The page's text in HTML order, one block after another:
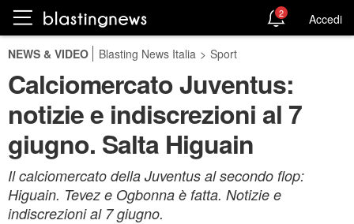
2 Accedi
NEWS & VIDEO Blasting News Italia > Sport
Calciomercato Juventus:
notizie e indiscrezioni al 7
giugno. Salta Higuain
Il calciomercato della Juventus al secondo flop:
Higuain. Tevez e Ogbonna è fatta. Notizie e
indiscrezioni al 7 giugno.